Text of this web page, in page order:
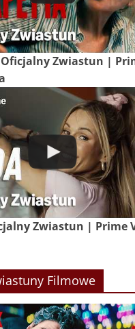
Zwiastun |
Zwiastun | Prime
Filmowe